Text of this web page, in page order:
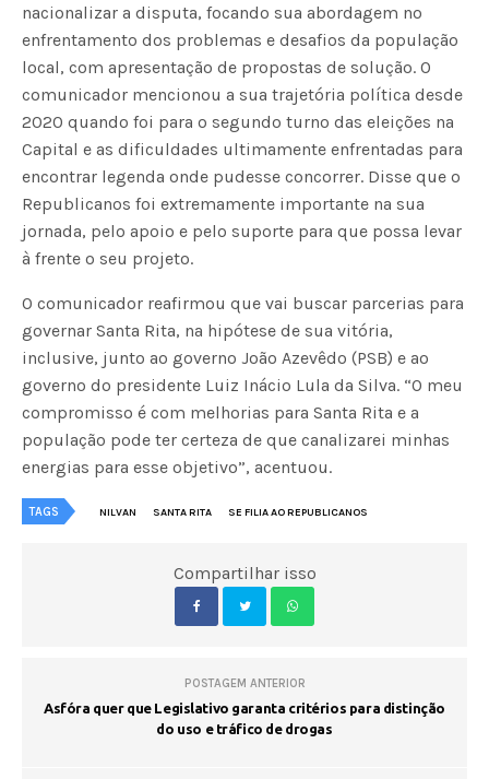
nacionalizar a disputa, focando sua abordagem no
enfrentamento dos problemas e desafios da população
local, com apresentação de propostas de solução. O
comunicador mencionou a sua trajetória política desde
2020 quando foi para o segundo turno das eleições na
Capital e as dificuldades ultimamente enfrentadas para
encontrar legenda onde pudesse concorrer. Disse que o
Republicanos foi extremamente importante na sua
jornada, pelo apoio e pelo suporte para que possa levar
à frente o seu projeto.
O comunicador reafirmou que vai buscar parcerias para
governar Santa Rita, na hipótese de sua vitória,
inclusive, junto ao governo João Azevêdo (PSB) e ao
governo do presidente Luiz Inácio Lula da Silva. “O meu
compromisso é com melhorias para Santa Rita e a
população pode ter certeza de que canalizarei minhas
energias para esse objetivo”, acentuou.
TAGS NILVAN SANTA RITA SE FILIA AO REPUBLICANOS
Compartilhar isso
POSTAGEM ANTERIOR
Asfóra quer que Legislativo garanta critérios para distinção
do uso e tráfico de drogas